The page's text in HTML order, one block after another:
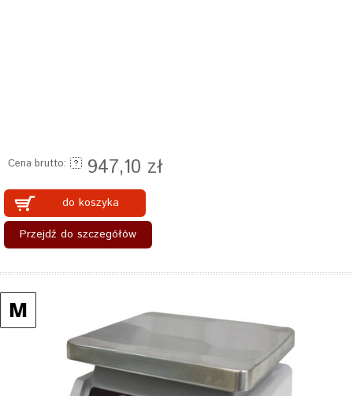
Cena brutto: 947,10 zł
do koszyka
Przejdź do szczegółów